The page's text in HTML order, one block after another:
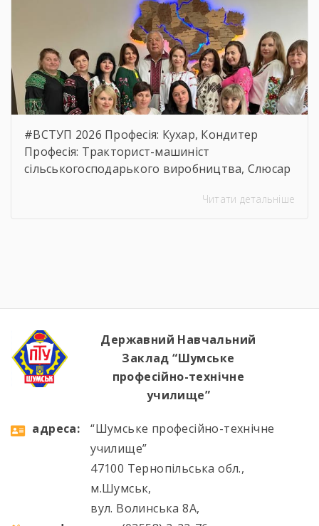
https://drive.google.com/file/d/
#ВСТУП 2026 Професія: Кухар, Кондитер
Професія: Тракторист-машиніст
сільськогосподарького виробництва, Слюсар
устаткування, водій автотранспортних
Читати детальніше
Державний Навчальний
Заклад “Шумське
професійно-технічне
училище”
aдресa:
“Шумське професійно-технічне
училище”
47100 Тернопільська обл.,
м.Шумськ,
вул. Волинська 8А,